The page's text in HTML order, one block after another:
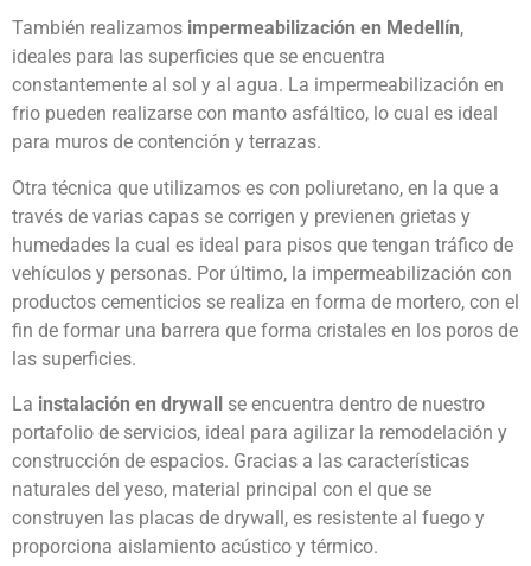
También realizamos impermeabilización en Medellín,
ideales para las superficies que se encuentra
constantemente al sol y al agua. La impermeabilización en
frio pueden realizarse con manto asfáltico, lo cual es ideal
para muros de contención y terrazas.
Otra técnica que utilizamos es con poliuretano, en la que a
través de varias capas se corrigen y previenen grietas y
humedades la cual es ideal para pisos que tengan tráfico de
vehículos y personas. Por último, la impermeabilización con
productos cementicios se realiza en forma de mortero, con el
fin de formar una barrera que forma cristales en los poros de
las superficies.
La instalación en drywall se encuentra dentro de nuestro
portafolio de servicios, ideal para agilizar la remodelación y
construcción de espacios. Gracias a las características
naturales del yeso, material principal con el que se
construyen las placas de drywall, es resistente al fuego y
proporciona aislamiento acústico y térmico.